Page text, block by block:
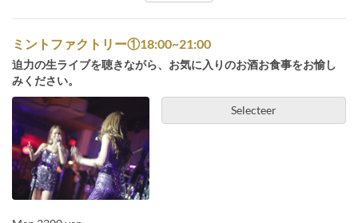
ミントファクトリー①18:00~21:00
迫力の生ライブを聴きながら、お気に入りのお酒お食事をお愉し
みください。
Selecteer